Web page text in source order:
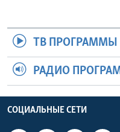
ТВ ПРОГРАММЫ
РАДИО
СОЦИАЛЬНЫЕ СЕТИ